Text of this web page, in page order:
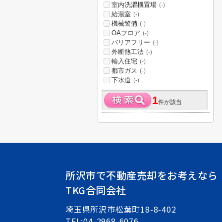
室内洗濯機置場 (-)
給湯室 (-)
機械警備 (-)
OAフロア (-)
バリアフリー (-)
外断熱工法 (-)
輸入住宅 (-)
都市ガス (-)
下水道 (-)
1件が該当
所沢市で不動産売却をお考えなら
TKG合同会社
埼玉県所沢市松葉町18-8-402